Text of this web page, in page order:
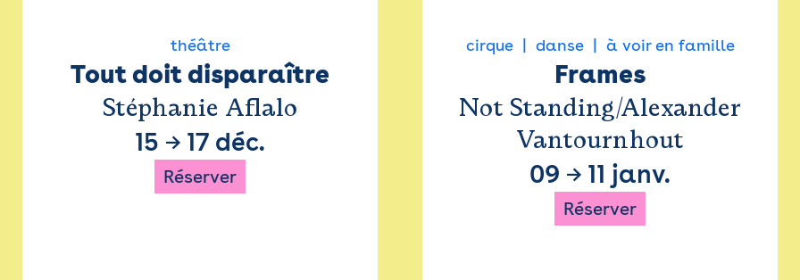
théâtre
Tout doit disparaître
Stéphanie Aflalo
15 → 17 déc.
Réserver
cirque danse à voir en famille
Frames
Not Standing/Alexander
Vantournhout
09 → 11 janv.
Réserver